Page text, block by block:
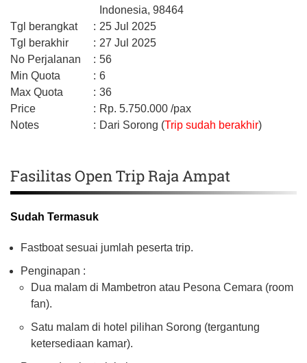
Indonesia, 98464
Tgl berangkat
: 25 Jul 2025
Tgl berakhir
: 27 Jul 2025
No Perjalanan
: 56
Min Quota
: 6
Max Quota
: 36
Price
: Rp. 5.750.000 /pax
Notes
: Dari Sorong (Trip sudah berakhir)
Fasilitas Open Trip Raja Ampat
Sudah Termasuk
Fastboat sesuai jumlah peserta trip.
Penginapan :
Dua malam di Mambetron atau Pesona Cemara (room
fan).
Satu malam di hotel pilihan Sorong (tergantung
ketersediaan kamar).